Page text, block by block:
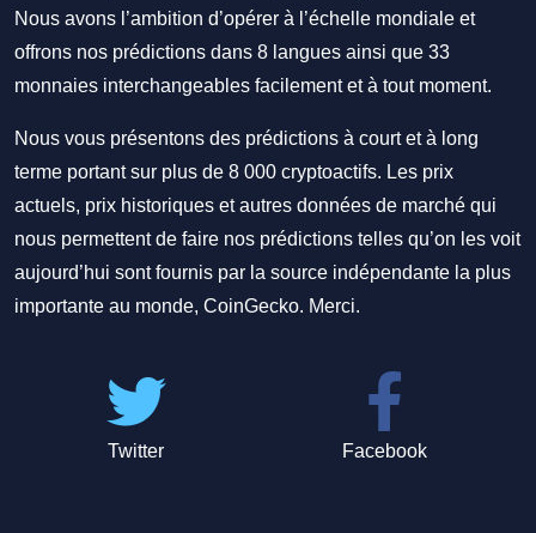
Nous avons l’ambition d’opérer à l’échelle mondiale et
offrons nos prédictions dans 8 langues ainsi que 33
monnaies interchangeables facilement et à tout moment.
Nous vous présentons des prédictions à court et à long
terme portant sur plus de 8 000 cryptoactifs. Les prix
actuels, prix historiques et autres données de marché qui
nous permettent de faire nos prédictions telles qu’on les voit
aujourd’hui sont fournis par la source indépendante la plus
importante au monde, CoinGecko. Merci.
Twitter Facebook